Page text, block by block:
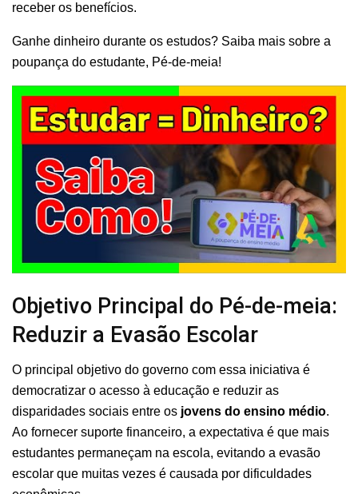
receber os benefícios.
Ganhe dinheiro durante os estudos? Saiba mais sobre a
poupança do estudante, Pé-de-meia!
Objetivo Principal do Pé-de-meia:
Reduzir a Evasão Escolar
O principal objetivo do governo com essa iniciativa é
democratizar o acesso à educação e reduzir as
disparidades sociais entre os jovens do ensino médio.
Ao fornecer suporte financeiro, a expectativa é que mais
estudantes permaneçam na escola, evitando a evasão
escolar que muitas vezes é causada por dificuldades